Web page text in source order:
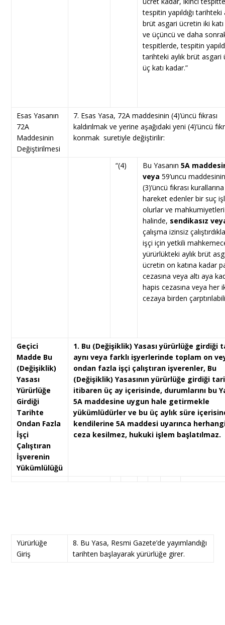
tespitin yapıldığı tarihteki
brüt asgari ücretin iki
ve üçüncü ve daha
tespitlerde, tespitin
tarihteki aylık brüt asgari
üç katı kadar.”
Esas Yasanın
72A
Maddesinin
Değiştirilmesi
7. Esas Yasa, 72A maddesinin (4)’üncü fıkrası
kaldırılmak ve yerine aşağıdaki yeni (4)’üncü
konmak suretiyle değiştirilir:
“(4) Bu Yasanın 5A
veya 59’uncu maddesinin
(3)’üncü fıkrası kurallarına
hareket edenler bir suç
olurlar ve mahkumiyetleri
halinde, sendikasız
çalışma izinsiz
işçi için yetkili
yürürlükteki aylık brüt
ücretin on katına kadar
cezasına veya altı aya
hapis cezasına veya her
cezaya birden
Geçici
Madde Bu
(Değişiklik)
Yasası
Yürürlüğe
Girdiği
Tarihte
Ondan Fazla
İşçi
Çalıştıran
İşverenin
Yükümlülüğü
1. Bu (Değişiklik) Yasası yürürlüğe girdiği
aynı veya farklı işyerlerinde toplam on
ondan fazla işçi çalıştıran işverenler, Bu
(Değişiklik) Yasasının yürürlüğe girdiği
itibaren üç ay içerisinde, durumlarını bu
5A maddesine uygun hale getirmekle
yükümlüdürler ve bu üç aylık süre
kendilerine 5A maddesi uyarınca
ceza kesilmez, hukuki işlem başlatılmaz.
Yürürlüğe
Giriş
8. Bu Yasa, Resmi Gazete’de yayımlandığı
tarihten başlayarak yürürlüğe girer.